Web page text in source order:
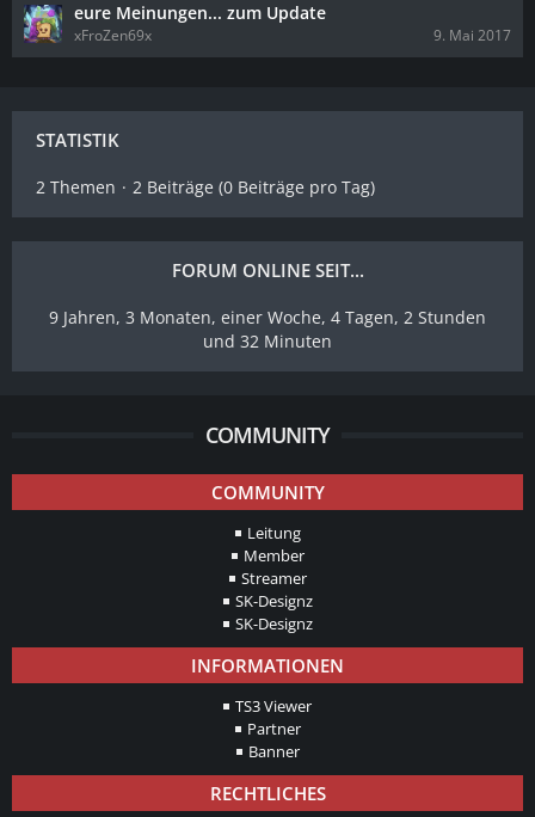
eure Meinungen... zum Update
xFroZen69x 9. Mai 2017
STATISTIK
2 Themen 2 Beiträge (0 Beiträge pro Tag)
FORUM ONLINE SEIT...
9 Jahren, 3 Monaten, einer Woche, 4 Tagen, 2 Stunden
und 32 Minuten
COMMUNITY
COMMUNITY
Leitung
Member
Streamer
SK-Designz
SK-Designz
INFORMATIONEN
TS3 Viewer
Partner
Banner
RECHTLICHES